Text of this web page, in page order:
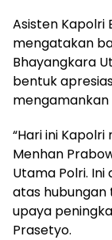
Asisten Kapolri
mengatakan
Bhayangkara
bentuk
mengamankan
“Hari ini
Menhan
Utama Polri.
atas hubungan
upaya
Prasetyo.